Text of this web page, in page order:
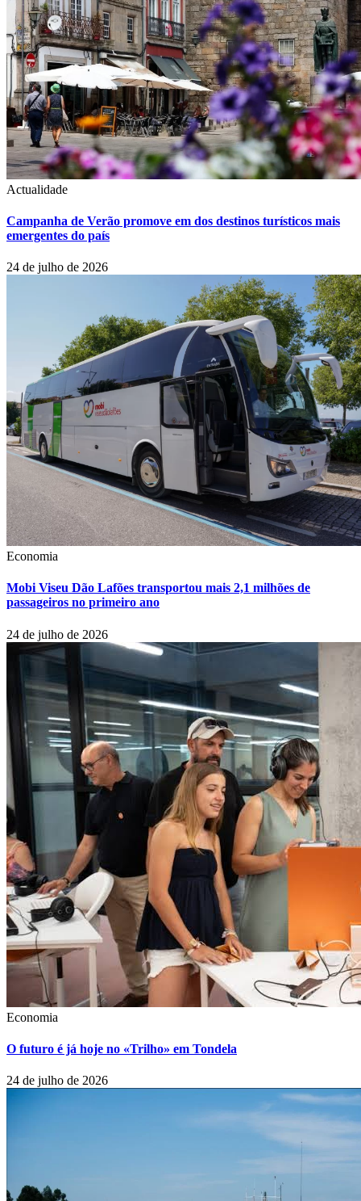
Actualidade
Campanha de Verão promove em dos destinos turísticos mais
emergentes do país
24 de julho de 2026
Economia
Mobi Viseu Dão Lafões transportou mais 2,1 milhões de
passageiros no primeiro ano
24 de julho de 2026
Economia
O futuro é já hoje no «Trilho» em Tondela
24 de julho de 2026